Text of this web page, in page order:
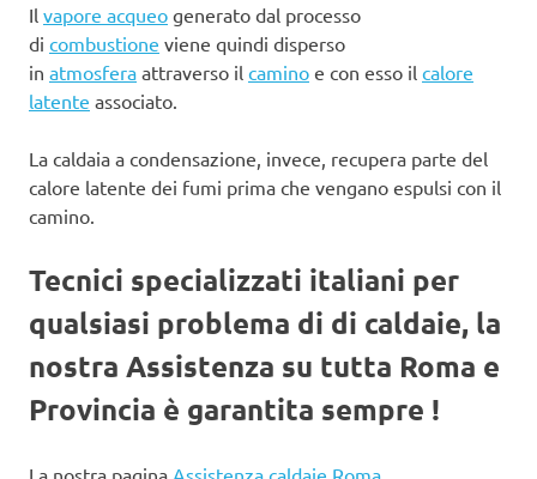
Il vapore acqueo generato dal processo
di combustione viene quindi disperso
in atmosfera attraverso il camino e con esso il calore
latente associato.
La caldaia a condensazione, invece, recupera parte del
calore latente dei fumi prima che vengano espulsi con il
camino.
Tecnici specializzati italiani per
qualsiasi problema di di caldaie, la
nostra Assistenza su tutta Roma e
Provincia è garantita sempre !
La nostra pagina Assistenza caldaie Roma